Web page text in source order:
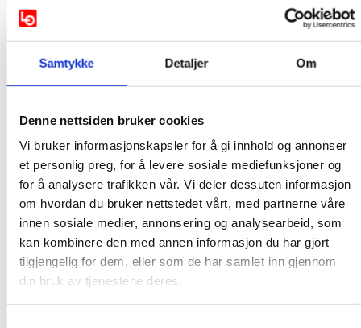
Samtykke Detaljer Om
Denne nettsiden bruker cookies
Vi bruker informasjonskapsler for å gi innhold og annonser
et personlig preg, for å levere sosiale mediefunksjoner og
for å analysere trafikken vår. Vi deler dessuten informasjon
om hvordan du bruker nettstedet vårt, med partnerne våre
innen sosiale medier, annonsering og analysearbeid, som
kan kombinere den med annen informasjon du har gjort
tilgjengelig for dem, eller som de har samlet inn gjennom
din bruk av tjenestene deres.
Lasse Billington, Seniorrådgiver Arbeidsliv og
kompetanse, NHO
Morten Skauge, Virke leder samtalen
Kl. 14.50 Oppsummering av dagen, Navn kommer
Kl. 15.00 Avslutning og vel hjem